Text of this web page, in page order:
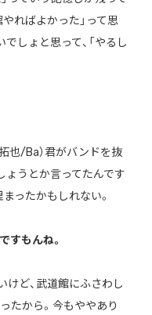
ればよかった」って思
しょと思って、「やるし
也/Ba）君がバンドを抜
ょうとか言ってたんです
ったかもしれない。
すもんね。
けど、武道館にふさわし
たから。今もややあり